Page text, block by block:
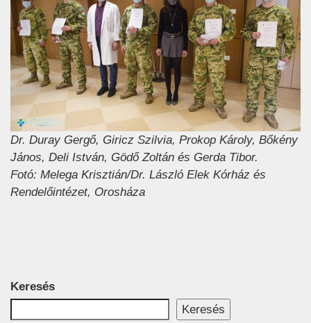
Dr. Duray Gergő, Giricz Szilvia, Prokop Károly, Bőkény
János, Deli István, Gödő Zoltán és Gerda Tibor.
Fotó: Melega Krisztián/Dr. László Elek Kórház és
Rendelőintézet, Orosháza
Keresés
Keresés